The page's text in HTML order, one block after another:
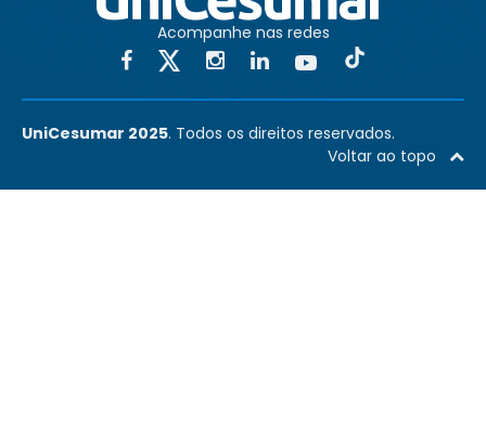
Acompanhe nas redes
UniCesumar 2025. Todos os direitos reservados.
Voltar ao topo